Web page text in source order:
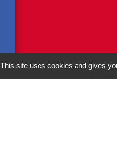
This site uses cookies and gives